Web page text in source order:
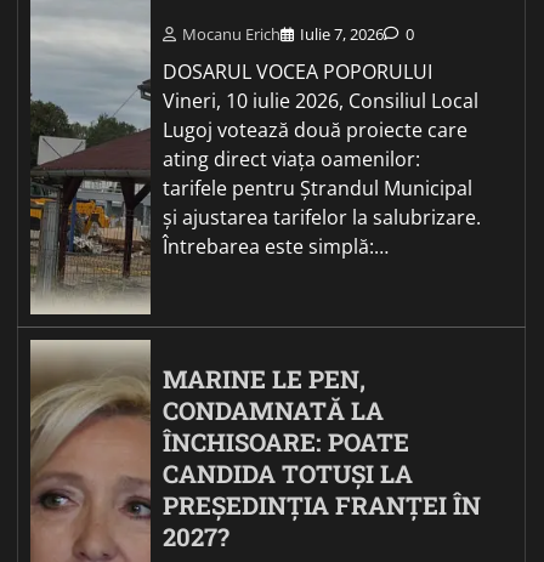
Mocanu Erich Iulie 7, 2026 0
DOSARUL VOCEA POPORULUI
Vineri, 10 iulie 2026, Consiliul Local
Lugoj votează două proiecte care
ating direct viața oamenilor:
tarifele pentru Ștrandul Municipal
și ajustarea tarifelor la salubrizare.
Întrebarea este simplă:…
MARINE LE PEN,
CONDAMNATĂ LA
ÎNCHISOARE: POATE
CANDIDA TOTUȘI LA
PREȘEDINȚIA FRANȚEI ÎN
2027?